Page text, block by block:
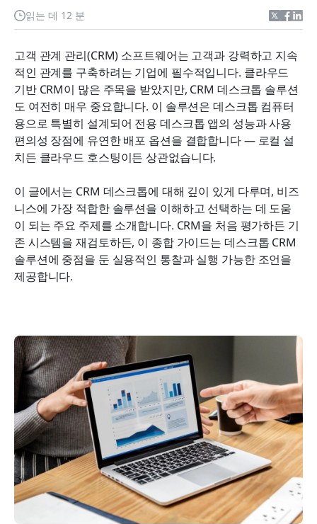
읽는 데 12 분
고객 관계 관리(CRM) 소프트웨어는 고객과 강력하고 지속
적인 관계를 구축하려는 기업에 필수적입니다. 클라우드
기반 CRM이 많은 주목을 받았지만, CRM 데스크톱 솔루션
도 여전히 매우 중요합니다. 이 솔루션은 데스크톱 컴퓨터
용으로 특별히 설계되어 전용 데스크톱 앱의 성능과 사용
편의성 장점에 유연한 배포 옵션을 결합합니다 — 로컬 설
치든 클라우드 호스팅이든 상관없습니다.
이 글에서는 CRM 데스크톱에 대해 깊이 있게 다루며, 비즈
니스에 가장 적합한 솔루션을 이해하고 선택하는 데 도움
이 되는 주요 주제를 소개합니다. CRM을 처음 평가하든 기
존 시스템을 재검토하든, 이 종합 가이드는 데스크톱 CRM
솔루션에 중점을 둔 실용적인 통찰과 실행 가능한 조언을
제공합니다.
CRM 데스크톱 솔루션에서 찾아야 할 필수 기능
데스크톱 컴퓨터용 최고의 CRM 소프트웨어 7가지
CRM 데스크톱 설치 및 설정 단계별 가이드
자주 묻는 질문
결론
관련 읽기